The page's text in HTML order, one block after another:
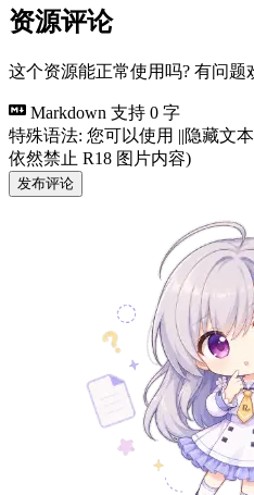
资源评论
这个资源能正常使用吗? 有问题
Markdown 支持 0 字
特殊语法: 您可以使用 ||隐藏文
依然禁止 R18 图片内容)
发布评论